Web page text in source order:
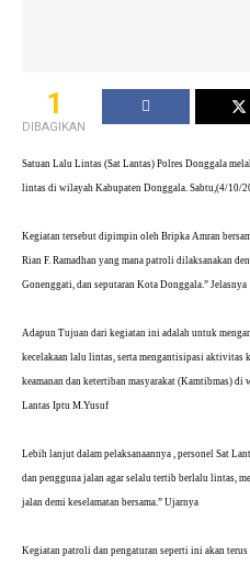
1
DIBAGIKAN
Satuan Lalu Lintas (Sat Lantas) Polres Donggala
lintas di wilayah Kabupaten Donggala. Sabtu,(4/10/
Kegiatan tersebut dipimpin oleh Bripka Amran
Rian F. Ramadhan yang mana patroli dilaksanakan
Gonenggati, dan seputaran Kota Donggala.” Jelasnya
Adapun Tujuan dari kegiatan ini adalah untuk
kecelakaan lalu lintas, serta mengantisipasi
keamanan dan ketertiban masyarakat (Kamtibmas)
Lantas Iptu M.Yusuf
Lebih lanjut dalam pelaksanaannya , personel Sat
dan pengguna jalan agar selalu tertib berlalu lintas,
jalan demi keselamatan bersama.” Ujarnya
Kegiatan patroli dan pengaturan seperti ini akan